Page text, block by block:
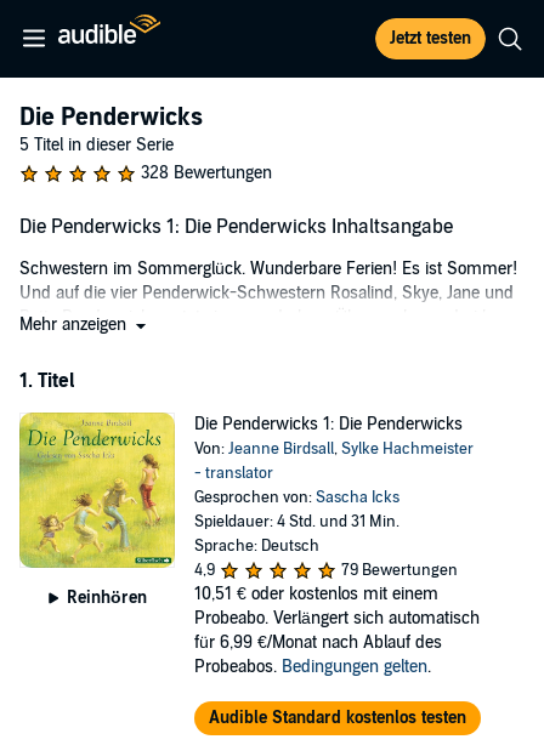
Jetzt testen
Die Penderwicks
5 Titel in dieser Serie
328 Bewertungen
Die Penderwicks 1: Die Penderwicks Inhaltsangabe
Schwestern im Sommerglück. Wunderbare Ferien! Es ist Sommer!
Und auf die vier Penderwick-Schwestern Rosalind, Skye, Jane und
Batty Penderwick wartet eine wunderbare Überraschung: drei lange
neuen Umgebung: Sie erkunden den prachtvollen Garten,
entdecken einen Dachboden voller Schätze und füttern die zahmen
Kaninchen des netten Gärtnerjungen Cagney. Das Beste von allem
aber ist Jeffrey Tifton, der Sohn der Hausherrin, der sich schon bald
als idealer Gefährte für all ihre Abenteuer erweist ...
©2007 CARLSEN Verlag GmbH (P)2007 Hörbuch Hamburg HHV
GmbH
Mehr anzeigen
1. Titel
Reinhören
Die Penderwicks 1: Die Penderwicks
Von:Jeanne Birdsall,Sylke Hachmeister
- translator
Gesprochen von:Sascha Icks
Spieldauer: 4 Std. und 31 Min.
Sprache: Deutsch
4,9
79 Bewertungen
10,51 € oder kostenlos mit einem
Probeabo. Verlängert sich automatisch
für 6,99 €/Monat nach Ablauf des
Probeabos. Bedingungen gelten.
Audible Standard kostenlos testen